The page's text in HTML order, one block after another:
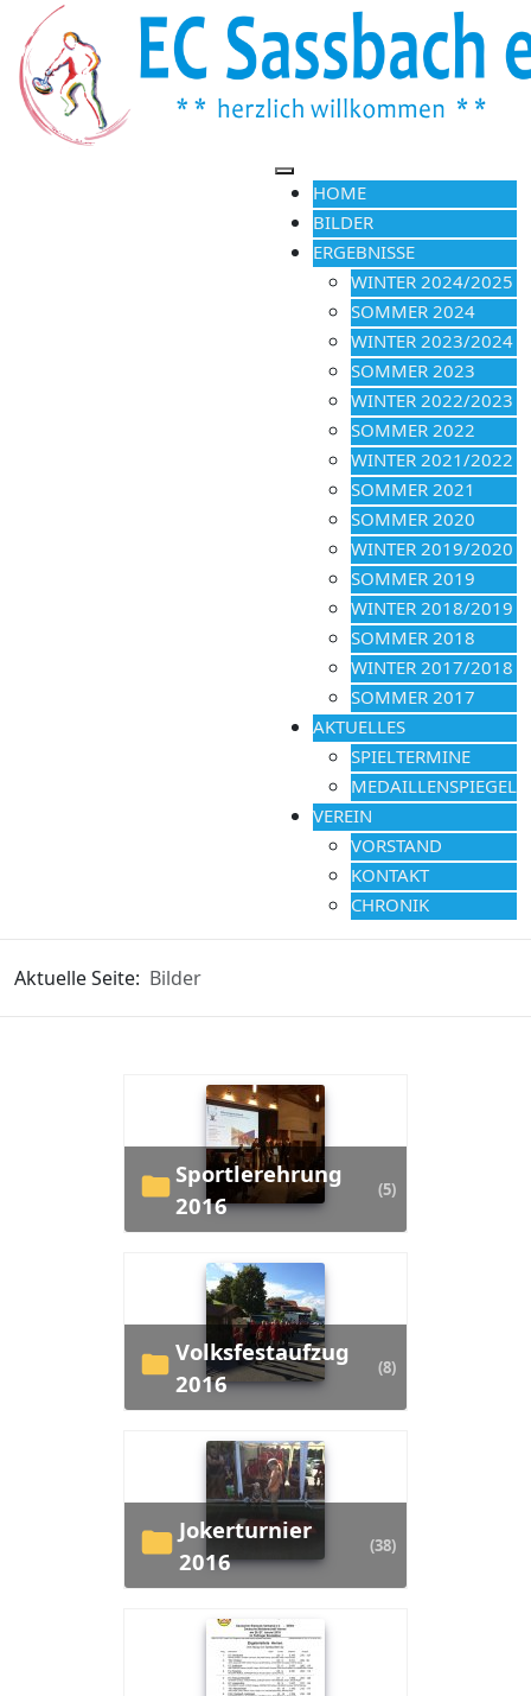
HOME
BILDER
ERGEBNISSE
WINTER 2024/2025
SOMMER 2024
WINTER 2023/2024
SOMMER 2023
WINTER 2022/2023
SOMMER 2022
WINTER 2021/2022
SOMMER 2021
SOMMER 2020
WINTER 2019/2020
SOMMER 2019
WINTER 2018/2019
SOMMER 2018
WINTER 2017/2018
SOMMER 2017
AKTUELLES
SPIELTERMINE
MEDAILLENSPIEGEL
VEREIN
VORSTAND
KONTAKT
CHRONIK
Aktuelle Seite: Bilder
Sportlerehrung
2016
(5)
Volksfestaufzug
2016
(8)
Jokerturnier
2016
(38)